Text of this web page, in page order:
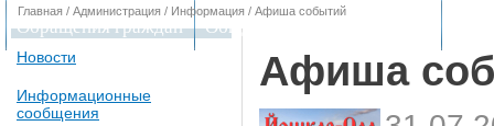
Обращения граждан Общественные обсуждения
Главная / Администрация / Информация / Афиша событий
Новости
Информационные
сообщения
Афиша